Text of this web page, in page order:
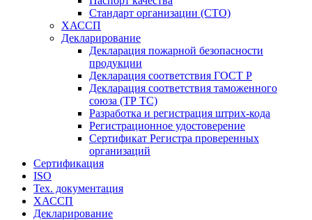
Стандарт организации (СТО)
ХАССП
Декларирование
Декларация пожарной безопасности
продукции
Декларация соответствия ГОСТ Р
Декларация соответствия таможенного
союза (ТР ТС)
Разработка и регистрация штрих-кода
Регистрационное удостоверение
Сертификат Регистра проверенных
организаций
Сертификация
ISO
Тех. документация
ХАССП
Декларирование